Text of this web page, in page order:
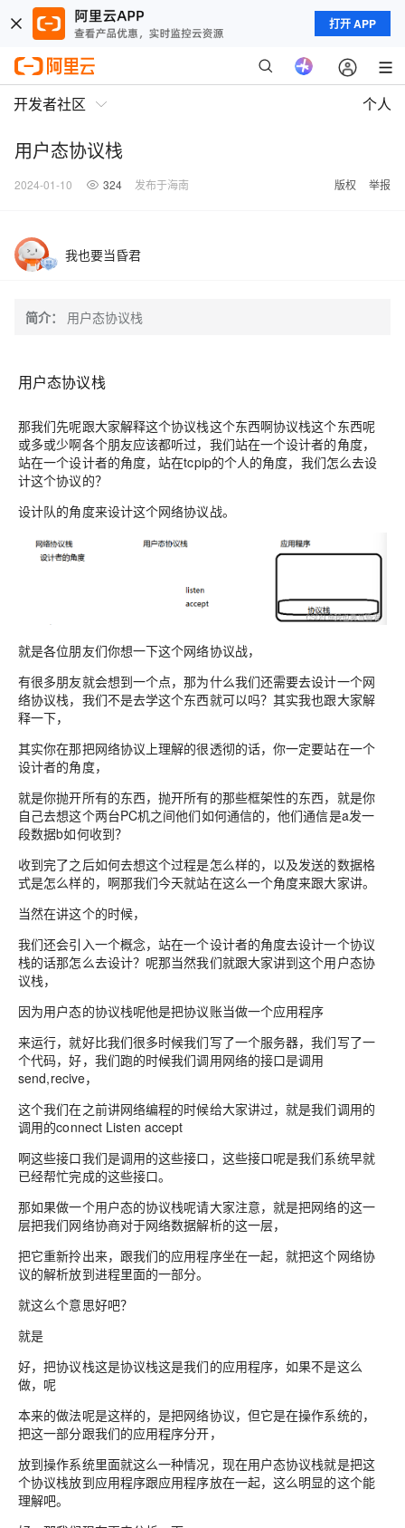
打开 APP
开发者社区 个人
用户态协议栈
2024-01-10 324 发布于海南 版权 举报
我也要当昏君
简介： 用户态协议栈
用户态协议栈
那我们先呢跟大家解释这个协议栈这个东西啊协议栈这个东西呢
或多或少啊各个朋友应该都听过，我们站在一个设计者的角度，
站在一个设计者的角度，站在tcpip的个人的角度，我们怎么去设
计这个协议的？
设计队的角度来设计这个网络协议战。
就是各位朋友们你想一下这个网络协议战，
有很多朋友就会想到一个点，那为什么我们还需要去设计一个网
络协议栈，我们不是去学这个东西就可以吗？其实我也跟大家解
释一下，
其实你在那把网络协议上理解的很透彻的话，你一定要站在一个
设计者的角度，
就是你抛开所有的东西，抛开所有的那些框架性的东西，就是你
自己去想这个两台PC机之间他们如何通信的，他们通信是a发一
段数据b如何收到？
收到完了之后如何去想这个过程是怎么样的，以及发送的数据格
式是怎么样的，啊那我们今天就站在这么一个角度来跟大家讲。
当然在讲这个的时候，
我们还会引入一个概念，站在一个设计者的角度去设计一个协议
栈的话那怎么去设计？呢那当然我们就跟大家讲到这个用户态协
议栈，
因为用户态的协议栈呢他是把协议账当做一个应用程序
来运行，就好比我们很多时候我们写了一个服务器，我们写了一
个代码，好，我们跑的时候我们调用网络的接口是调用
send,recive，
这个我们在之前讲网络编程的时候给大家讲过，就是我们调用的
调用的connect Listen accept
啊这些接口我们是调用的这些接口，这些接口呢是我们系统早就
已经帮忙完成的这些接口。
那如果做一个用户态的协议栈呢请大家注意，就是把网络的这一
层把我们网络协商对于网络数据解析的这一层，
把它重新拎出来，跟我们的应用程序坐在一起，就把这个网络协
议的解析放到进程里面的一部分。
就这么个意思好吧？
就是
好，把协议栈这是协议栈这是我们的应用程序，如果不是这么
做，呢
本来的做法呢是这样的，是把网络协议，但它是在操作系统的，
把这一部分跟我们的应用程序分开，
放到操作系统里面就这么一种情况，现在用户态协议栈就是把这
个协议栈放到应用程序跟应用程序放在一起，这么明显的这个能
理解吧。